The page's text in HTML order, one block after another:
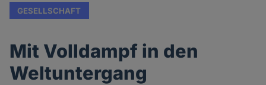
GESELLSCHAFT
Mit Volldampf in den
Weltuntergang